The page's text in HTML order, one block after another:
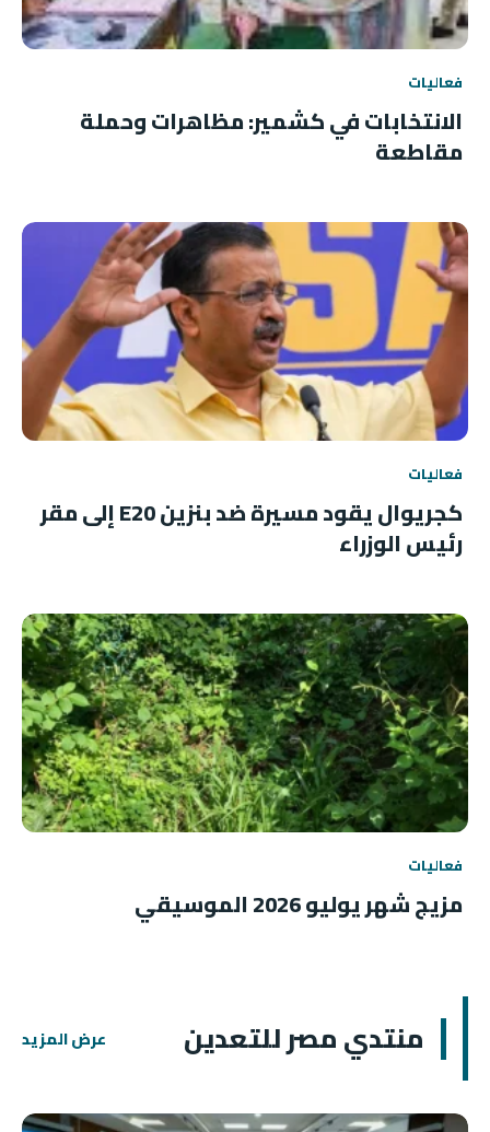
فعاليات
الانتخابات في كشمير: مظاهرات وحملة
مقاطعة
فعاليات
كجريوال يقود مسيرة ضد بنزين E20 إلى مقر
رئيس الوزراء
فعاليات
مزيج شهر يوليو 2026 الموسيقي
منتدي مصر للتعدين عرض المزيد